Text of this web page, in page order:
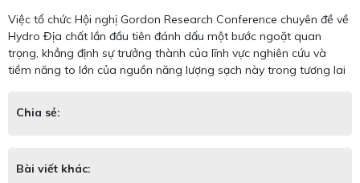
Việc tổ chức Hội nghị Gordon Research Conference chuyên đề về
Hydro Địa chất lần đầu tiên đánh dấu một bước ngoặt quan
trọng, khẳng định sự trưởng thành của lĩnh vực nghiên cứu và
tiềm năng to lớn của nguồn năng lượng sạch này trong tương lai
Chia sẻ:
Bài viết khác: